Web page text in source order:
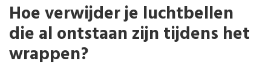
Hoe verwijder je luchtbellen
die al ontstaan zijn tijdens het
wrappen?